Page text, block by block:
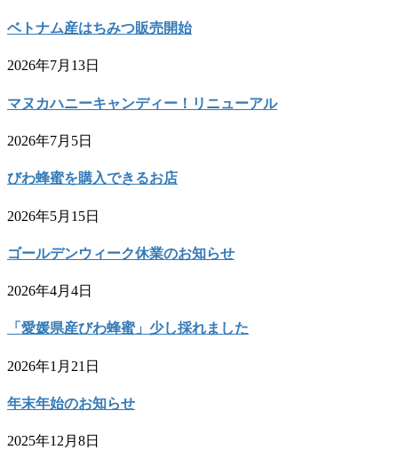
ベトナム産はちみつ販売開始
2026年7月13日
マヌカハニーキャンディー！リニューアル
2026年7月5日
びわ蜂蜜を購入できるお店
2026年5月15日
ゴールデンウィーク休業のお知らせ
2026年4月4日
「愛媛県産びわ蜂蜜」少し採れました
2026年1月21日
年末年始のお知らせ
2025年12月8日